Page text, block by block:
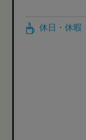
休日・休暇